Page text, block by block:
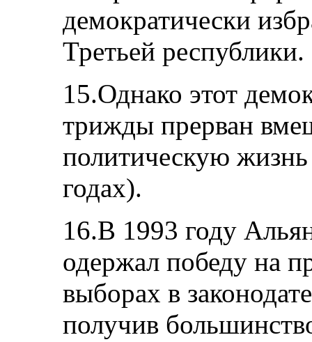
демократически
Третьей республики.
15.Однако этот
трижды прерван
политическую
годах).
16.В 1993 году
одержал победу на
выборах в
получив